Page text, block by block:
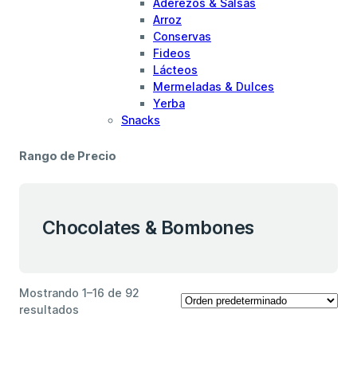
Arroz
Conservas
Fideos
Lácteos
Mermeladas & Dulces
Yerba
Snacks
Rango de Precio
Chocolates & Bombones
Mostrando 1–16 de 92
resultados